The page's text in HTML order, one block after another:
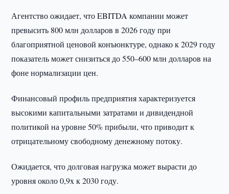
Агентство ожидает, что EBITDA компании может
превысить 800 млн долларов в 2026 году при
благоприятной ценовой конъюнктуре, однако к 2029 году
показатель может снизиться до 550–600 млн долларов на
фоне нормализации цен.
Финансовый профиль предприятия характеризуется
высокими капитальными затратами и дивидендной
политикой на уровне 50% прибыли, что приводит к
отрицательному свободному денежному потоку.
Ожидается, что долговая нагрузка может вырасти до
уровня около 0,9x к 2030 году.